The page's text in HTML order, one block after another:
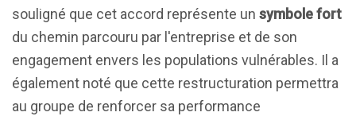
souligné que cet accord représente un symbole fort
du chemin parcouru par l'entreprise et de son
engagement envers les populations vulnérables. Il a
également noté que cette restructuration permettra
au groupe de renforcer sa performance